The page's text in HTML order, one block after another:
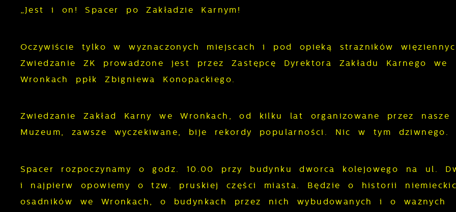
„Jest i on! Spacer po Zakładzie Karnym!
Oczywiście tylko w wyznaczonych miejscach i pod opieką strażników
Zwiedzanie ZK prowadzone jest przez Zastępcę Dyrektora Zakładu Karnego we
Wronkach ppłk Zbigniewa Konopackiego.
Zwiedzanie Zakład Karny we Wronkach, od kilku lat organizowane przez nasze
Muzeum, zawsze wyczekiwane, bije rekordy popularności. Nic w tym
Spacer rozpoczynamy o godz. 10.00 przy budynku dworca kolejowego na ul.
i najpierw opowiemy o tzw. pruskiej części miasta. Będzie o historii
osadników we Wronkach, o budynkach przez nich wybudowanych i o ważnych